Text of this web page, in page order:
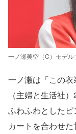
一ノ瀬美空（C）モデル
一ノ瀬は「この衣
（主婦と生活社
ふわふわとした
カートを合わせ